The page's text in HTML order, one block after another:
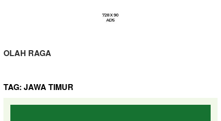
OLAH RAGA
TAG: JAWA TIMUR